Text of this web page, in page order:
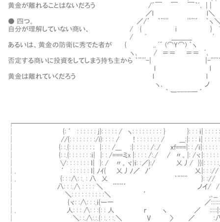
黄金が離れることはないだろう /´￣
／l l＼
● 四つ。 ／/´ ｀¨'''
自分が理解していない商い、 / { i } ﾞ
/ ﾞ ＿＿＿ ' ﾞ
あるいは、黄金の防衛に秀でた者が { ,. '´ (⌒Y⌒) ｀ヽ
ヽ､ / ＝＝ ＝＝ ﾞ､ ノ 現実的な利益
否定する商いに投資をしてしまう持ち主から ｀¨'''-| |-
l l 謀略化の甘い誘惑の
黄金は離れていくだろう l l
ヽ､ ノ 己の未熟な経験を猛進
｀ ー----─ ´
│ {: ′ : : : : : : j}: : : : : / ヽ: : : : : : : : : } }: : : ｉ| : : :
│ //{: : : : : : : :/i}: : : : / ! : : : : : : : / ___:|: : : ｉ| : : :
│ {: :.{: : : : : : : ; |: : : /___ :|: : : : : /:./ ｘf===|: : /ｉ|: : :
│ {: :.{: : : : : : :ｉ| |: : /===ミx |: : : : /:./ / 〃。|: /ヾ|: : : : : :
│ ∨: : : : : : : ｌ| }: / 〃。ヾ}ｉ: :／}:/ 乂丿/ }}|: : : : :
│. ′ : : : : : : ｌ| ﾉｲ{ 乂丿ﾉ／ ﾉ′ 乂|: : ://
│. {: : :∧: :. : 八 乂 ｀¨¨¨ }: ://
│ 八: : :.∧ : : : : ＼ ¨¨¨´ ノイ/ /´¨¨´/: :＼
│ ＼: : : : : : : : : :＼ ′ ,､__ . ..イ/ー一
│ {ヾ: :∧: : :.ｉ{ー一 ／::::::|: :.／ ヽ
│. 人: : : ∧: : :{: : 人 ｒ ヽ ／
│ ＼: :.∧:.:.{: :. : :.＼ V 〉